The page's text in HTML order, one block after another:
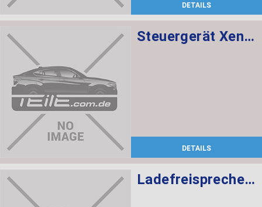
DETAILS
Steuergerät Xenon-Licht
DETAILS
Ladefreisprechelektronik High